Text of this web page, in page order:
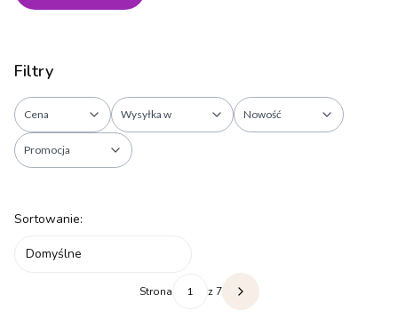
Filtry
Cena Wysyłka w Nowość
Promocja
Lista produktów
Sortowanie:
Domyślne
Strona z 7 Następne produkty